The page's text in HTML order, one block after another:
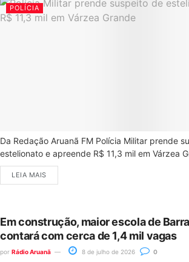
POLÍCIA
Da Redação Aruanã FM Polícia Militar prende
estelionato e apreende R$ 11,3 mil em Várzea
LEIA MAIS
Em construção, maior escola de
contará com cerca de 1,4 mil vagas
por Rádio Aruanã 8 de julho de 2026 0